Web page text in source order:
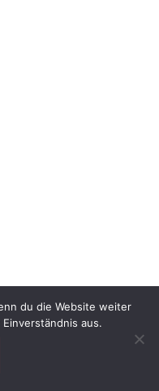
du die Website weiter
aus.